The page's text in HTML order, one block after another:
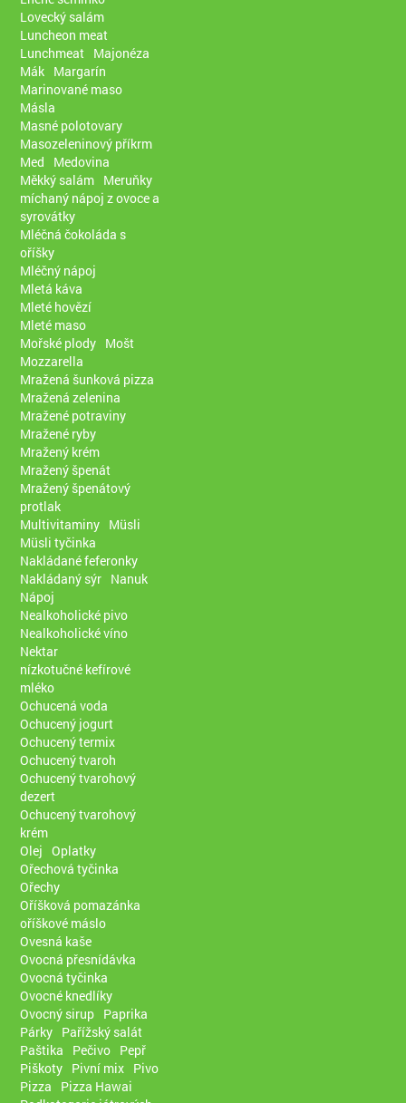
Lovecký salám
Luncheon meat
Lunchmeat Majonéza
Mák Margarín
Marinované maso
Másla
Masné polotovary
Masozeleninový příkrm
Med
Medovina
Měkký salám Meruňky
míchaný nápoj z ovoce a
syrovátky
Mléčná čokoláda s
oříšky
Mléčný nápoj
Mletá káva
Mleté hovězí
Mleté maso
Mořské plody Mošt
Mozzarella
Mražená šunková pizza
Mražená zelenina
Mražené potraviny
Mražené ryby
Mražený krém
Mražený špenát
Mražený špenátový
protlak
Multivitaminy Müsli
Müsli tyčinka
Nakládané feferonky
Nakládaný sýr Nanuk
Nápoj
Nealkoholické pivo
Nealkoholické víno
Nektar
nízkotučné kefírové
mléko
Ochucená voda
Ochucený jogurt
Ochucený termix
Ochucený tvaroh
Ochucený tvarohový
dezert
Ochucený tvarohový
krém
Olej Oplatky
Ořechová tyčinka
Ořechy
Oříšková pomazánka
oříškové máslo
Ovesná kaše
Ovocná přesnídávka
Ovocná tyčinka
Ovocné knedlíky
Ovocný sirup Paprika
Párky Pařížský salát
Paštika
Pečivo Pepř
Piškoty Pivní mix Pivo
Pizza
Pizza Hawai